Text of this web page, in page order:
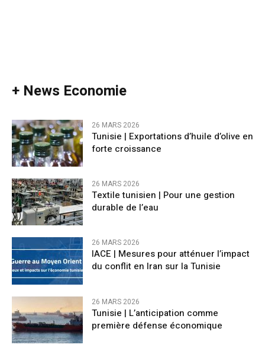
+ News Economie
26 MARS 2026
Tunisie | Exportations d’huile d’olive en
forte croissance
26 MARS 2026
Textile tunisien | Pour une gestion
durable de l’eau
26 MARS 2026
IACE | Mesures pour atténuer l’impact
du conflit en Iran sur la Tunisie
26 MARS 2026
Tunisie | L’anticipation comme
première défense économique